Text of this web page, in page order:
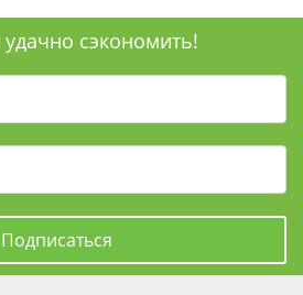
удачно сэкономить!
Подписаться